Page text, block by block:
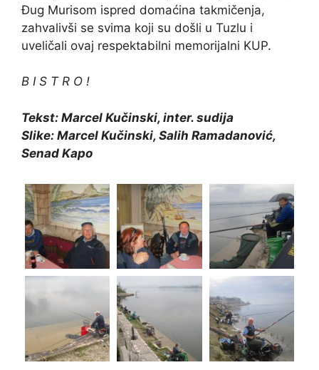
Đug Murisom ispred domaćina takmičenja,
zahvalivši se svima koji su došli u Tuzlu i
uveličali ovaj respektabilni memorijalni KUP.
B I S T R O !
Tekst: Marcel Kučinski, inter. sudija
Slike: Marcel Kučinski, Salih Ramadanović,
Senad Kapo